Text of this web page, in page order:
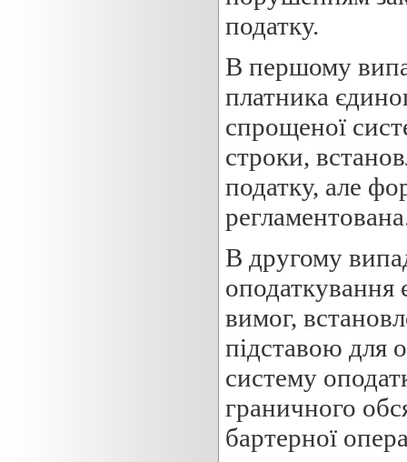
податку.
В першому
платника
спрощеної
строки,
податку, але
В другому
оподаткування
вимог,
підставою для
систему
граничного
бартерної